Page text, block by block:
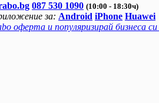
087 530 1090 (10:00 - 18:30ч)
за: Android iPhone Huawei
оферта и популяризирай бизнеса си